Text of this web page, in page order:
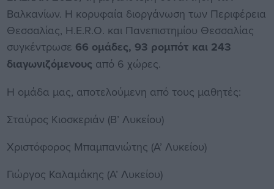
Βαλκανίων. Η κορυφαία διοργάνωση των Περιφέρεια
Θεσσαλίας, H.E.R.O. και Πανεπιστημίου Θεσσαλίας
συγκέντρωσε 66 ομάδες, 93 ρομπότ και 243
διαγωνιζόμενους από 6 χώρες.
Η ομάδα μας, αποτελούμενη από τους μαθητές:
Σταύρος Κιοσκεριάν (Β’ Λυκείου)
Χριστόφορος Μπαμπανιώτης (Α’ Λυκείου)
Γιώργος Καλαμάκης (Α’ Λυκείου)